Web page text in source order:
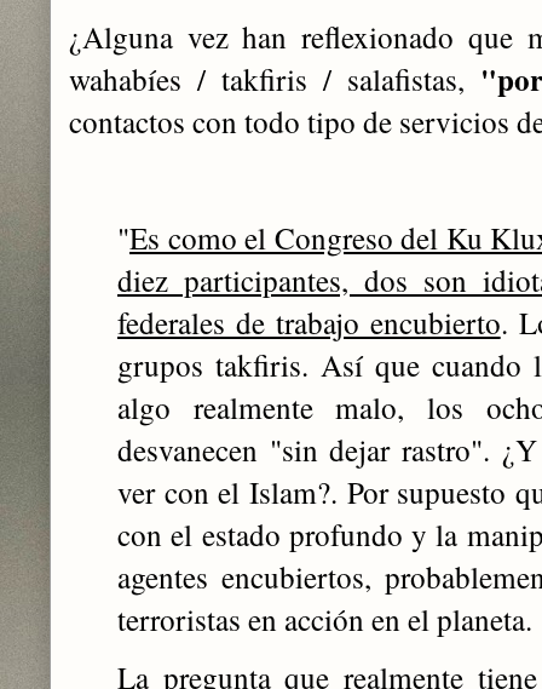
¿Alguna vez han reflexionado que
wahabíes / takfiris / salafistas,
contactos con todo tipo de servicios
"Es como el Congreso del Ku
diez participantes, dos son
federales de trabajo encubierto.
grupos takfiris. Así que cuando
algo realmente malo, los
desvanecen "sin dejar rastro".
ver con el Islam?. Por supuesto
con el estado profundo y la
agentes encubiertos,
terroristas en acción en el planeta.
La pregunta que realmente